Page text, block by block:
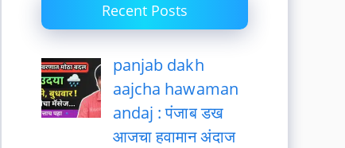
Recent Posts
panjab dakh
aajcha hawaman
andaj : पंजाब डख
आजचा हवामान अंदाज